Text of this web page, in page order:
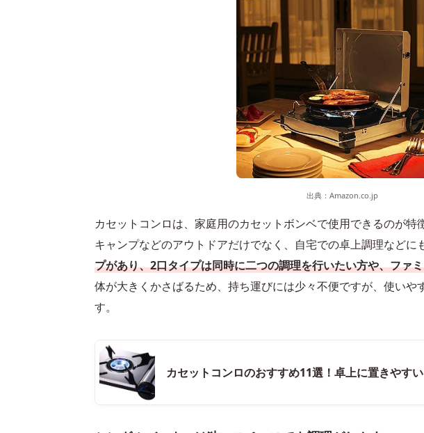
出典： Amazon.co.jp
カセットコンロは、家庭用のカセットボンベで使用できるのが特
キャンプなどのアウトドアだけでなく、自宅での卓上調理などに
プがあり、2口タイプは同時に二つの調理を行いたい方や、ファ
体が大きくかさばるため、持ち運びには少々不便ですが、使いや
す。
カセットコンロのおすすめ11選！卓上に置きやす